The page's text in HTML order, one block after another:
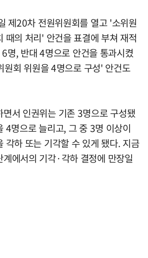
제20차 전원위원회를 열고 '소위원
때의 처리' 안건을 표결에 부쳐 재적
명, 반대 4명으로 안건을 통과시켰
원회 위원을 4명으로 구성' 안건도
서 인권위는 기존 3명으로 구성됐
4명으로 늘리고, 그 중 3명 이상이
각하 또는 기각할 수 있게 됐다. 지금
에서의 기각·각하 결정에 만장일